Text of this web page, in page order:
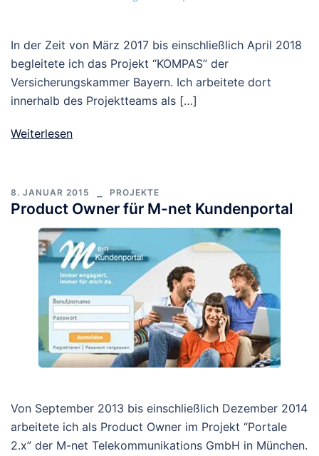
In der Zeit von März 2017 bis einschließlich April 2018
begleitete ich das Projekt “KOMPAS” der
Versicherungskammer Bayern. Ich arbeitete dort
innerhalb des Projektteams als […]
Weiterlesen
8. JANUAR 2015 PROJEKTE
Product Owner für M-net Kundenportal
Von September 2013 bis einschließlich Dezember 2014
arbeitete ich als Product Owner im Projekt “Portale
2.x” der M-net Telekommunikations GmbH in München.